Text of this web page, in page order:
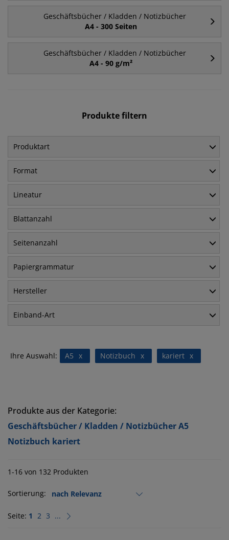
Geschäftsbücher / Kladden / Notizbücher
A4 - 300 Seiten
Geschäftsbücher / Kladden / Notizbücher
A4 - 90 g/m²
Produkte filtern
Produktart
Format
Lineatur
Blattanzahl
Seitenanzahl
Papiergrammatur
Hersteller
Einband-Art
Ihre Auswahl: x
A5 x
Notizbuch x
kariert
Produkte aus der Kategorie:
Geschäftsbücher / Kladden / Notizbücher A5
Notizbuch kariert
1-16 von 132 Produkten
Sortierung:
Seite: 1 2 3 ...